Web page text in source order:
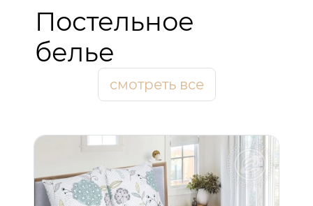
Постельное
белье
смотреть все